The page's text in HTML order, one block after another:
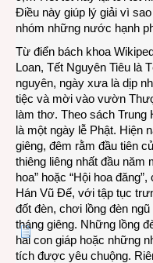
Điều này giúp lý giải vì
nhóm những nước hạnh
Từ điển bách khoa
Loan, Tết Nguyên Tiêu là
nguyên, ngày xưa là dịp
tiệc và mời vào vườn
làm thơ. Theo sách Trung
là một ngày lễ Phật. Hiện
giêng, đêm rằm đầu tiên
thiêng liêng nhất đầu năm
hoa” hoặc “Hội hoa
Hán Vũ Đế, với tập tục
đốt đèn, chơi lồng đèn
tháng giêng. Những lồng
hai con giáp hoặc những
tích được yêu chuộng.